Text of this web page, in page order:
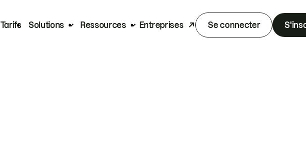
Tarifs Solutions Ressources Entreprises Se connecter